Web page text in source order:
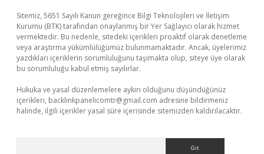
Sitemiz, 5651 Sayılı Kanun gereğince Bilgi Teknolojileri ve İletişim
Kurumu (BTK) tarafından onaylanmış bir Yer Sağlayıcı olarak hizmet
vermektedir. Bu nedenle, sitedeki içerikleri proaktif olarak denetleme
veya araştırma yükümlülüğümüz bulunmamaktadır. Ancak, üyelerimiz
yazdıkları içeriklerin sorumluluğunu taşımakta olup, siteye üye olarak
bu sorumluluğu kabul etmiş sayılırlar.
Hukuka ve yasal düzenlemelere aykırı olduğunu düşündüğünüz
içerikleri, backlinkpanelicomtr@gmail.com adresine bildirmeniz
halinde, ilgili içerikler yasal süre içerisinde sitemizden kaldırılacaktır.